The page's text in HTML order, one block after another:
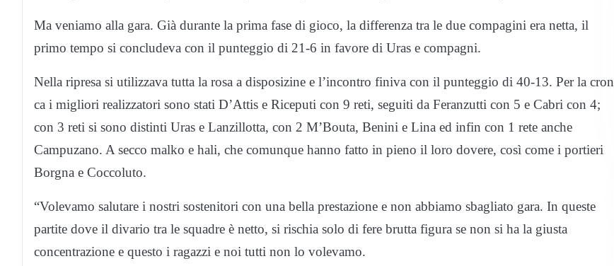
Ma veniamo alla gara. Già durante la prima fase di gioco, la differenza tra le due compagini era netta, il
primo tempo si concludeva con il punteggio di 21-6 in favore di Uras e compagni.
Nella ripresa si utilizzava tutta la rosa a disposizine e l’incontro finiva con il punteggio di 40-13. Per la cron
ca i migliori realizzatori sono stati D’Attis e Riceputi con 9 reti, seguiti da Feranzutti con 5 e Cabri con 4;
con 3 reti si sono distinti Uras e Lanzillotta, con 2 M’Bouta, Benini e Lina ed infin con 1 rete anche
Campuzano. A secco malko e hali, che comunque hanno fatto in pieno il loro dovere, così come i portieri
Borgna e Coccoluto.
“Volevamo salutare i nostri sostenitori con una bella prestazione e non abbiamo sbagliato gara. In queste
partite dove il divario tra le squadre è netto, si rischia solo di fere brutta figura se non si ha la giusta
concentrazione e questo i ragazzi e noi tutti non lo volevamo.